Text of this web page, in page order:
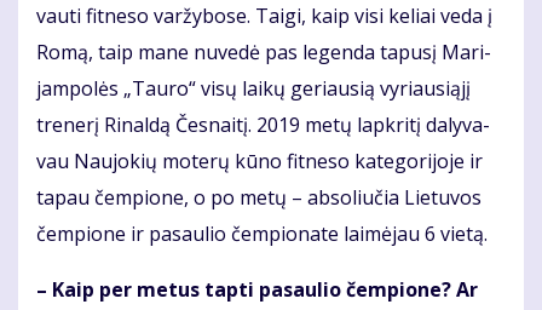
vau­ti fit­ne­so var­žy­bo­se. Tai­gi, kaip vi­si ke­liai ve­da į
Ro­mą, taip ma­ne nu­ve­dė pas le­gen­da ta­pu­sį Ma­ri­
jam­po­lės „Tau­ro“ vi­sų lai­kų ge­riau­sią vy­riau­si­ą­jį
tre­ne­rį Ri­nal­dą Čes­nai­tį. 2019 me­tų lap­kri­tį da­ly­va­
vau Nau­jo­kių mo­te­rų kū­no fit­ne­so ka­te­go­ri­jo­je ir
ta­pau čem­pio­ne, o po me­tų – ab­so­liu­čia Lie­tu­vos
čem­pio­ne ir pa­sau­lio čem­pio­na­te lai­mė­jau 6 vie­tą.
– Kaip per me­tus tap­ti pa­sau­lio čem­pio­ne? Ar